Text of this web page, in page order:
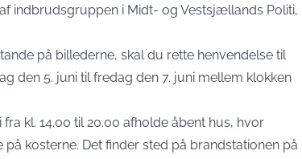
indbrudsgruppen i Midt- og Vestsjællands Politi,
på billederne, skal du rette henvendelse til
den 5. juni til fredag den 7. juni mellem klokken
kl. 14.00 til 20.00 afholde åbent hus, hvor
kosterne. Det finder sted på brandstationen på